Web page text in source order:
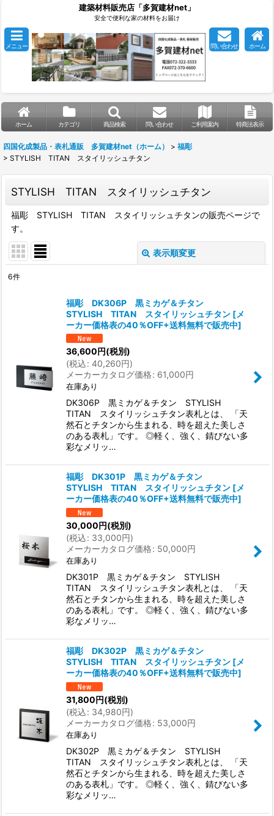
建築材料販売店「多賀建材net」
安全で便利な家の材料をお届け
メニュー 問い合わせ ホーム
ホーム カテゴリ 商品検索 問い合わせ ご利用案内 特商法表示
四国化成製品・表札通販 多賀建材net（ホーム） > 福彫
> STYLISH TITAN スタイリッシュチタン
STYLISH TITAN スタイリッシュチタン
福彫 STYLISH TITAN スタイリッシュチタンの販売ページで
す。
表示順変更
絞り込む
6件
福彫 DK306P 黒ミカゲ＆チタン
STYLISH TITAN スタイリッシュチタン [メ
ーカー価格表の40％OFF+送料無料で販売中]
36,600円(税別)
(税込: 40,260円)
メーカーカタログ価格: 61,000円
在庫あり
DK306P 黒ミカゲ＆チタン STYLISH
TITAN スタイリッシュチタン表札とは、 「天
然石とチタンから生まれる、時を超えた美しさ
のある表札」です。 ◎軽く、強く、錆びない多
彩なメリッ…
福彫 DK301P 黒ミカゲ＆チタン
STYLISH TITAN スタイリッシュチタン [メ
ーカー価格表の40％OFF+送料無料で販売中]
30,000円(税別)
(税込: 33,000円)
メーカーカタログ価格: 50,000円
在庫あり
DK301P 黒ミカゲ＆チタン STYLISH
TITAN スタイリッシュチタン表札とは、 「天
然石とチタンから生まれる、時を超えた美しさ
のある表札」です。 ◎軽く、強く、錆びない多
彩なメリッ…
福彫 DK302P 黒ミカゲ＆チタン
STYLISH TITAN スタイリッシュチタン [メ
ーカー価格表の40％OFF+送料無料で販売中]
31,800円(税別)
(税込: 34,980円)
メーカーカタログ価格: 53,000円
在庫あり
DK302P 黒ミカゲ＆チタン STYLISH
TITAN スタイリッシュチタン表札とは、 「天
然石とチタンから生まれる、時を超えた美しさ
のある表札」です。 ◎軽く、強く、錆びない多
彩なメリッ…